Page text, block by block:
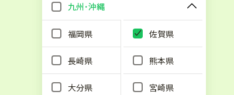
九州･沖縄
福岡県 佐賀県
長崎県 熊本県
大分県 宮崎県